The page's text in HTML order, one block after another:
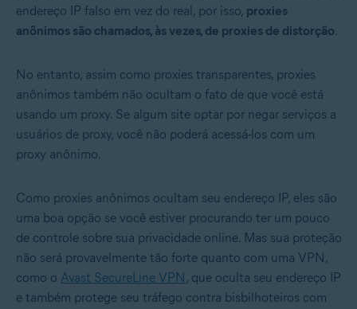
endereço IP falso em vez do real, por isso, proxies
anônimos são chamados, às vezes, de proxies de distorção.
No entanto, assim como proxies transparentes, proxies
anônimos também não ocultam o fato de que você está
usando um proxy. Se algum site optar por negar serviços a
usuários de proxy, você não poderá acessá-los com um
proxy anônimo.
Como proxies anônimos ocultam seu endereço IP, eles são
uma boa opção se você estiver procurando ter um pouco
de controle sobre sua privacidade online. Mas sua proteção
não será provavelmente tão forte quanto com uma VPN,
como o Avast SecureLine VPN , que oculta seu endereço IP
e também protege seu tráfego contra bisbilhoteiros com